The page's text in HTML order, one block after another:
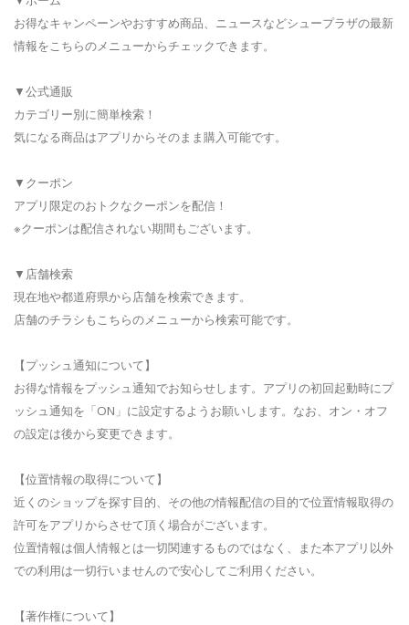
お得なキャンペーンやおすすめ商品、ニュースなどシュープラザの最新
情報をこちらのメニューからチェックできます。
▼公式通販
カテゴリー別に簡単検索！
気になる商品はアプリからそのまま購入可能です。
▼クーポン
アプリ限定のおトクなクーポンを配信！
※クーポンは配信されない期間もございます。
▼店舗検索
現在地や都道府県から店舗を検索できます。
店舗のチラシもこちらのメニューから検索可能です。
【プッシュ通知について】
お得な情報をプッシュ通知でお知らせします。アプリの初回起動時にプ
ッシュ通知を「ON」に設定するようお願いします。なお、オン・オフ
の設定は後から変更できます。
【位置情報の取得について】
近くのショップを探す目的、その他の情報配信の目的で位置情報取得の
許可をアプリからさせて頂く場合がございます。
位置情報は個人情報とは一切関連するものではなく、また本アプリ以外
での利用は一切行いませんので安心してご利用ください。
【著作権について】